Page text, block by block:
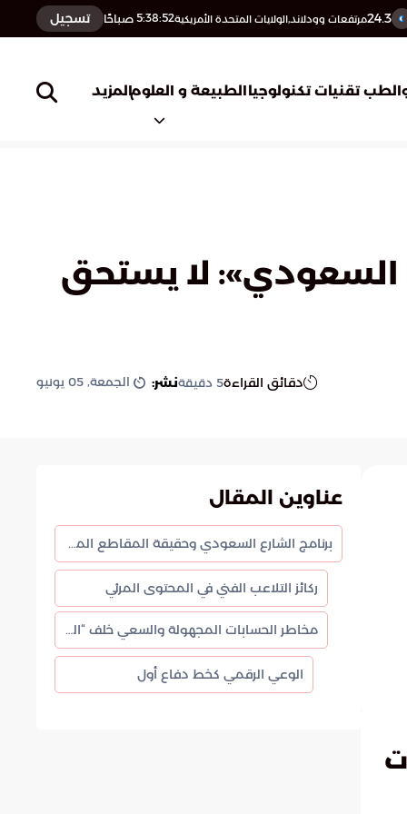
24.3مرتفعات وودلاند,الولايات المتحدة الأمريكية5:38:53 صباحًا تسجيل
تقنيات تكنولوجياالطبيعة و العلومالمزيد
السعودي»: لا يستحق
دقائق القراءة5 دقيقةنشر: الجمعة, 05 يونيو
عناوين المقال
برنامج الشارع السعودي وحقيقة المقاطع المتداولة عبر المنصات الرقمية
ركائز التلاعب الفني في المحتوى المرئي
مخاطر الحسابات المجهولة والسعي خلف “التريند”
الوعي الرقمي كخط دفاع أول